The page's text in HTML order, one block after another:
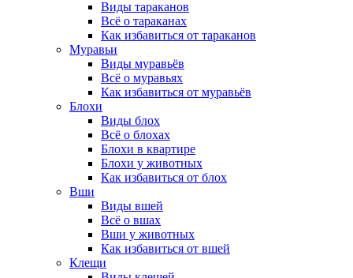
Виды тараканов
Всё о тараканах
Как избавиться от тараканов
Муравьи
Виды муравьёв
Всё о муравьях
Как избавиться от муравьёв
Блохи
Виды блох
Всё о блохах
Блохи в квартире
Блохи у животных
Как избавиться от блох
Вши
Виды вшей
Всё о вшах
Вши у животных
Как избавиться от вшей
Клещи